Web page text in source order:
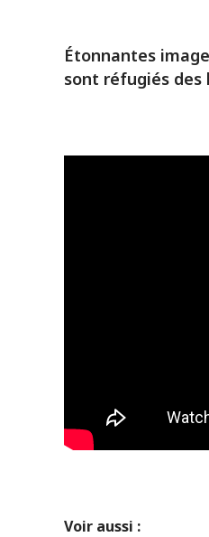
Étonnantes
sont réfugiés des
Voir aussi :